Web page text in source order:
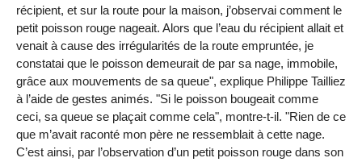
récipient, et sur la route pour la maison, j’observai comment le
petit poisson rouge nageait. Alors que l’eau du récipient allait et
venait à cause des irrégularités de la route empruntée, je
constatai que le poisson demeurait de par sa nage, immobile,
grâce aux mouvements de sa queue", explique Philippe Tailliez
à l’aide de gestes animés. "Si le poisson bougeait comme
ceci, sa queue se plaçait comme cela", montre-t-il. "Rien de ce
que m’avait raconté mon père ne ressemblait à cette nage.
C’est ainsi, par l’observation d’un petit poisson rouge dans son